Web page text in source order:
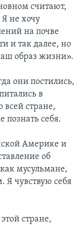
считают,
не хочу
на почве
и так далее, но
образ жизни».
они постились,
в
стране,
познать себя.
Америке и
об
мусульмане,
Я чувствую себя
стране,